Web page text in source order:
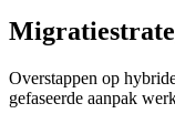
Overstappen op
gefaseerde aanpak